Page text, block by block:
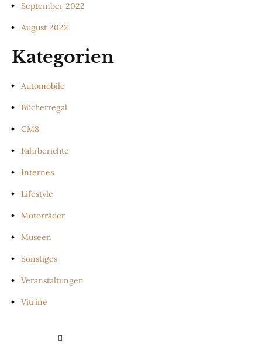
September 2022
August 2022
Kategorien
Automobile
Bücherregal
CM8
Fahrberichte
Internes
Lifestyle
Motorräder
Museen
Sonstiges
Veranstaltungen
Vitrine